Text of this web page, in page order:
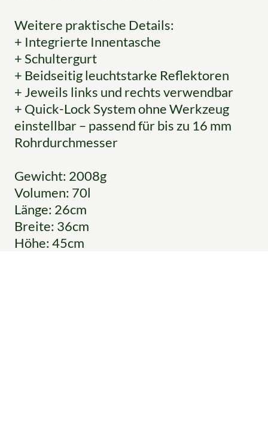
Weitere praktische Details:
+ Integrierte Innentasche
+ Schultergurt
+ Beidseitig leuchtstarke Reflektoren
+ Jeweils links und rechts verwendbar
+ Quick-Lock System ohne Werkzeug
einstellbar – passend für bis zu 16 mm
Rohrdurchmesser
Gewicht: 2008g
Volumen: 70l
Länge: 26cm
Breite: 36cm
Höhe: 45cm